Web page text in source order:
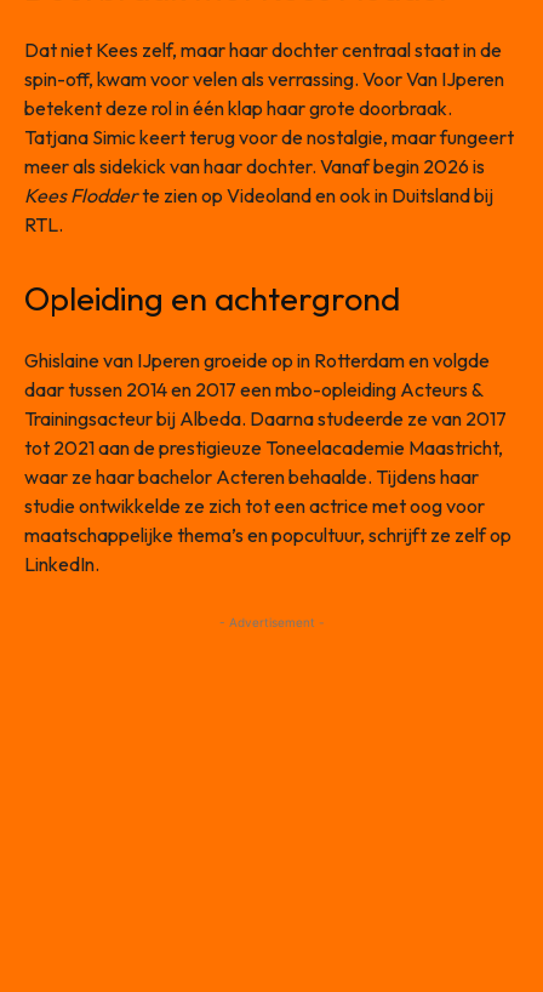
Dat niet Kees zelf, maar haar dochter centraal staat in de
spin-off, kwam voor velen als verrassing. Voor Van IJperen
betekent deze rol in één klap haar grote doorbraak.
Tatjana Simic keert terug voor de nostalgie, maar fungeert
meer als sidekick van haar dochter. Vanaf begin 2026 is
Kees Flodderte zien op Videoland en ook in Duitsland bij
RTL.
Opleiding en achtergrond
Ghislaine van IJperen groeide op in Rotterdam en volgde
daar tussen 2014 en 2017 een mbo-opleiding Acteurs &
Trainingsacteur bij Albeda. Daarna studeerde ze van 2017
tot 2021 aan de prestigieuze Toneelacademie Maastricht,
waar ze haar bachelor Acteren behaalde. Tijdens haar
studie ontwikkelde ze zich tot een actrice met oog voor
maatschappelijke thema’s en popcultuur, schrijft ze zelf op
LinkedIn.
- Advertisement -